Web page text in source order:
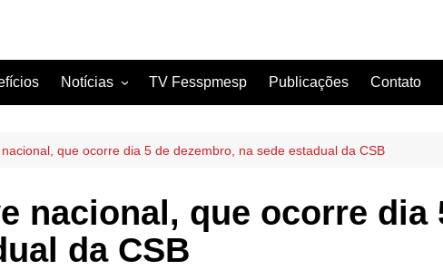
Notícias
Artigos
TV Fesspmesp Publicações Contato
que ocorre dia 5 de dezembro, na sede estadual da CSB
nacional, que ocorre dia
da CSB